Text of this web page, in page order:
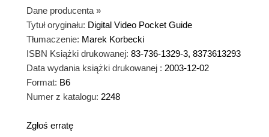
Dane producenta »
Tytuł oryginału: Digital Video Pocket Guide
Tłumaczenie: Marek Korbecki
ISBN Książki drukowanej: 83-736-1329-3, 8373613293
Data wydania książki drukowanej : 2003-12-02
Format: B6
Numer z katalogu: 2248
Zgłoś erratę